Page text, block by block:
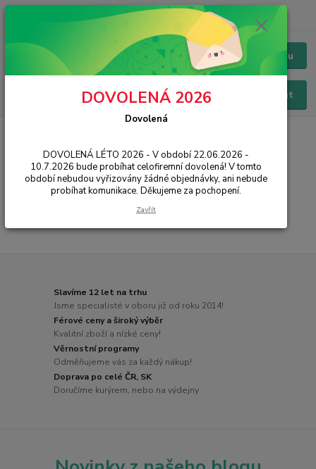
Menu
Hledat
Chat / Online podpora - 24/7
Cellularline
Slavíme 12 let na trhu
Jsme specialisté v oboru již od roku 2014!
Férové ceny a široký výběr
Kvalitní zboží a nízké ceny!
Věrnostní programy
Odměňujeme vás za každý nákup!
Doprava po celé ČR, SK
Doručíme kurýrem, nebo na výdejny
DOVOLENÁ 2026
Dovolená
DOVOLENÁ LÉTO 2026 - V období 22.06.2026 -
10.7.2026 bude probíhat celofiremní dovolená! V tomto
období nebudou vyřizovány žádné objednávky, ani nebude
probíhat komunikace. Děkujeme za pochopení.
Zavřít